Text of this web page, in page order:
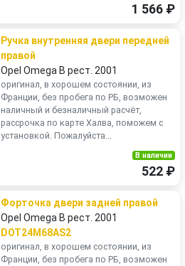
1 566 ₽
Ручка внутренняя двери передней
правой
Opel Omega B рест. 2001
оригинал, в хорошем состоянии, из
Франции, без пробега по РБ, возможен
наличный и безналичный расчёт,
рассрочка по карте Халва, поможем с
установкой. Пожалуйста...
В наличии
522 ₽
Форточка двери задней правой
Opel Omega B рест. 2001
DOT24M68AS2
оригинал, в хорошем состоянии, из
Франции, без пробега по РБ, возможен